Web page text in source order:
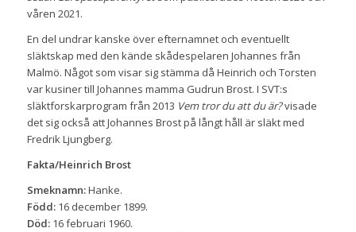
våren 2021.
En del undrar kanske över efternamnet och eventuellt
släktskap med den kände skådespelaren Johannes från
Malmö. Något som visar sig stämma då Heinrich och Torsten
var kusiner till Johannes mamma Gudrun Brost. I SVT:s
släktforskarprogram från 2013 Vem tror du att du är?visade
det sig också att Johannes Brost på långt håll är släkt med
Fredrik Ljungberg.
Fakta/Heinrich Brost
Smeknamn:Hanke.
Född:16 december 1899.
Död: 16 februari 1960.